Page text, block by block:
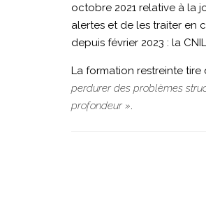
octobre 2021 relative à la
alertes et de les traiter en
depuis février 2023 : la
La formation restreinte tire
perdurer des problèmes
profondeur ».